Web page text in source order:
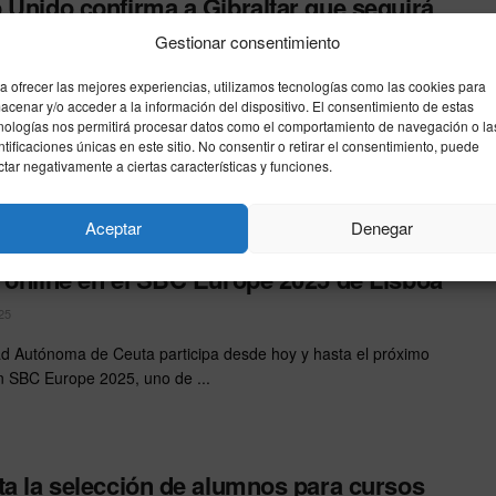
Gestionar consentimiento
ofrecer las mejores experiencias, utilizamos tecnologías como las cookies para
y/o acceder a la información del dispositivo. El consentimiento de estas
nos permitirá procesar datos como el comportamiento de navegación o
únicas en este sitio. No consentir o retirar el consentimiento, puede
negativamente a ciertas características y funciones.
Aceptar Denegar
con la subida del impuesto al juego
del Reino Unido ha reafirmado a Gibraltar que no habrá
en la subida del impuesto sobre ...
refuerza su apuesta por el sector del
en el SBC Europe 2025 de Lisboa
Autónoma de Ceuta participa desde hoy y hasta el próximo
SBC Europe 2025, uno de ...
la selección de alumnos para cursos